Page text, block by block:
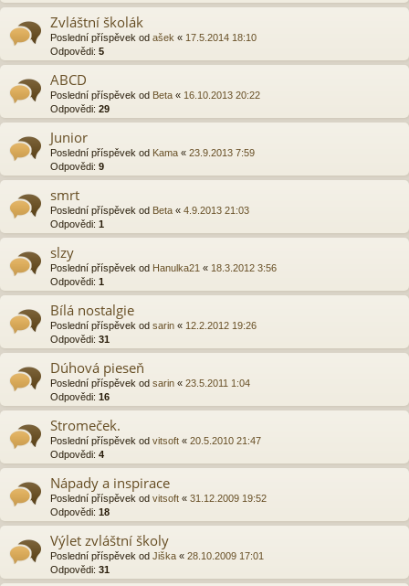
Zvláštní školák
Poslední příspěvek od ašek « 17.5.2014 18:10
Odpovědi: 5
ABCD
Poslední příspěvek od Beta « 16.10.2013 20:22
Odpovědi: 29
Junior
Poslední příspěvek od Kama « 23.9.2013 7:59
Odpovědi: 9
smrt
Poslední příspěvek od Beta « 4.9.2013 21:03
Odpovědi: 1
slzy
Poslední příspěvek od Hanulka21 « 18.3.2012 3:56
Odpovědi: 1
Bílá nostalgie
Poslední příspěvek od sarin « 12.2.2012 19:26
Odpovědi: 31
Dúhová pieseň
Poslední příspěvek od sarin « 23.5.2011 1:04
Odpovědi: 16
Stromeček.
Poslední příspěvek od vitsoft « 20.5.2010 21:47
Odpovědi: 4
Nápady a inspirace
Poslední příspěvek od vitsoft « 31.12.2009 19:52
Odpovědi: 18
Výlet zvláštní školy
Poslední příspěvek od Jiška « 28.10.2009 17:01
Odpovědi: 31